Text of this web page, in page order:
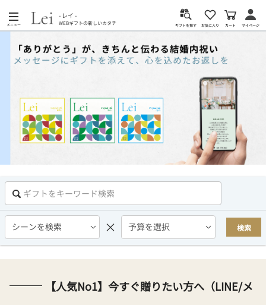
メニュー
- レイ -
WEBギフトの新しいカタチ ギフトを探す お気に入り カート マイページ
× 検索
【人気No1】今すぐ贈りたい方へ（LINE/メ